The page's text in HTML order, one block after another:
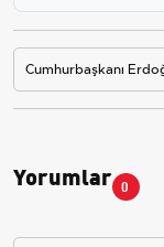
Cumhurbaşkanı
Yorumlar 0